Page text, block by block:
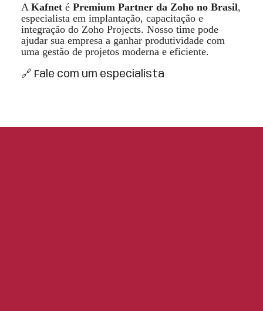
A Kafnet é Premium Partner da Zoho no Brasil,
especialista em implantação, capacitação e
integração do Zoho Projects. Nosso time pode
ajudar sua empresa a ganhar produtividade com
uma gestão de projetos moderna e eficiente.
🔗 Fale com um especialista